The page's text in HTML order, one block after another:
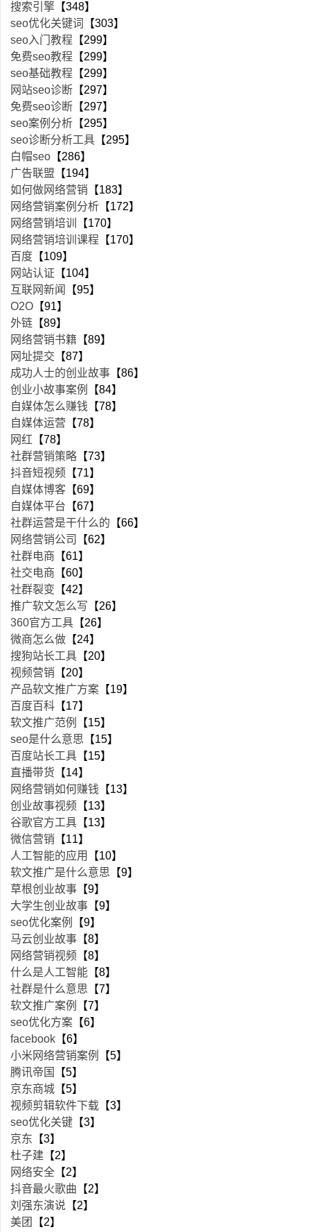
搜索引擎 【348】
seo优化关键词
【303】
seo入门教程 【299】
免费seo教程 【299】
seo基础教程 【299】
网站seo诊断 【297】
免费seo诊断 【297】
seo案例分析 【295】
seo诊断分析工具 【295】
白帽seo 【286】
广告联盟 【194】
如何做网络营销 【183】
网络营销案例分析 【172】
网络营销培训
【170】
网络营销培训课程 【170】
百度 【109】
网站认证 【104】
互联网新闻
【95】
O2O 【91】
外链 【89】
网络营销书籍 【89】
网址提交 【87】
成功人士的创业故事 【86】
创业小故事案例
【84】
自媒体怎么赚钱 【78】
自媒体运营 【78】
网红 【78】
社群营销策略 【73】
抖音短视频 【71】
自媒体博客 【69】
自媒体平台 【67】
社群运营是干什么的 【66】
网络营销公司
【62】
社群电商 【61】
社交电商 【60】
社群裂变 【42】
推广软文怎么写 【26】
360官方工具 【26】
微商怎么做 【24】
搜狗站长工具 【20】
视频营销 【20】
产品软文推广方案 【19】
百度百科 【17】
软文推广范例
【15】
seo是什么意思 【15】
百度站长工具 【15】
直播带货 【14】
网络营销如何赚钱 【13】
创业故事视频 【13】
谷歌官方工具 【13】
微信营销 【11】
人工智能的应用
【10】
软文推广是什么意思 【9】
草根创业故事 【9】
大学生创业故事 【9】
seo优化案例
【9】
马云创业故事 【8】
网络营销视频 【8】
什么是人工智能 【8】
社群是什么意思 【7】
软文推广案例
【7】
seo优化方案 【6】
facebook 【6】
小米网络营销案例
【5】
腾讯帝国
【5】
京东商城 【5】
视频剪辑软件下载 【3】
seo优化关键 【3】
京东 【3】
杜子建 【2】
网络安全 【2】
抖音最火歌曲 【2】
刘强东演说 【2】
美团
【2】